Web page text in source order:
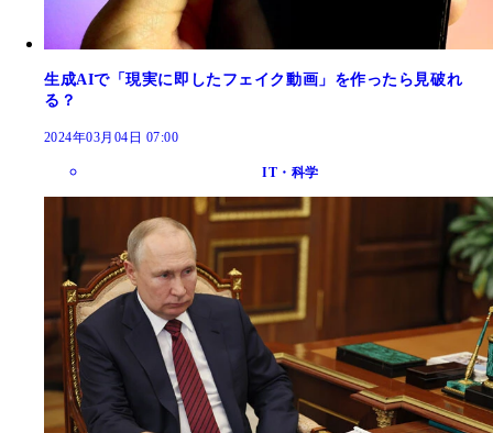
生成AIで「現実に即したフェイク動画」を作ったら見破れ
る？
2024年03月04日 07:00
IT・科学